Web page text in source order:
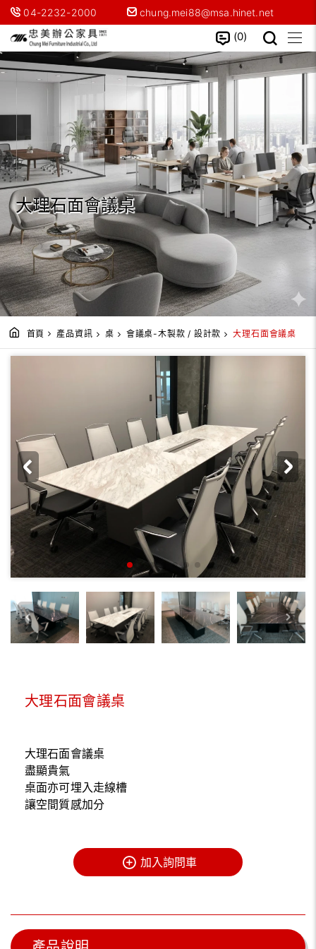
04-2232-2000 chung.mei88@msa.hinet.net
0
大理石面會議桌
首頁 產品資訊 桌 會議桌-木製款 / 設計款 大理石面會議桌
大理石面會議桌
大理石面會議桌
盡顯貴氣
桌面亦可埋入走線槽
讓空間質感加分
加入詢問車